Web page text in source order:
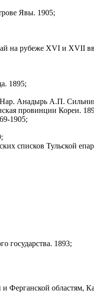
Явы. 1905;
на рубеже XVI и XVII
1895;
Нар. Анадырь А.П.
провинции Кореи.
1905;
списков Тульской
государства. 1893;
Ферганской областям,